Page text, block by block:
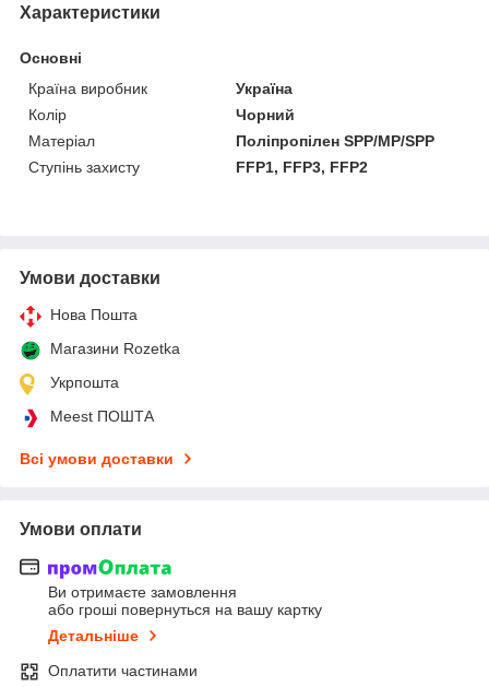
Характеристики
Основні
Країна виробник
Україна
Колір
Чорний
Матеріал
Поліпропілен SPP/MP/SPP
Ступінь захисту
FFP1, FFP3, FFP2
Умови доставки
Нова Пошта
Магазини Rozetka
Укрпошта
Meest ПОШТА
Всі умови доставки
Умови оплати
Ви отримаєте замовлення
або гроші повернуться на вашу картку
Детальніше
Оплатити частинами